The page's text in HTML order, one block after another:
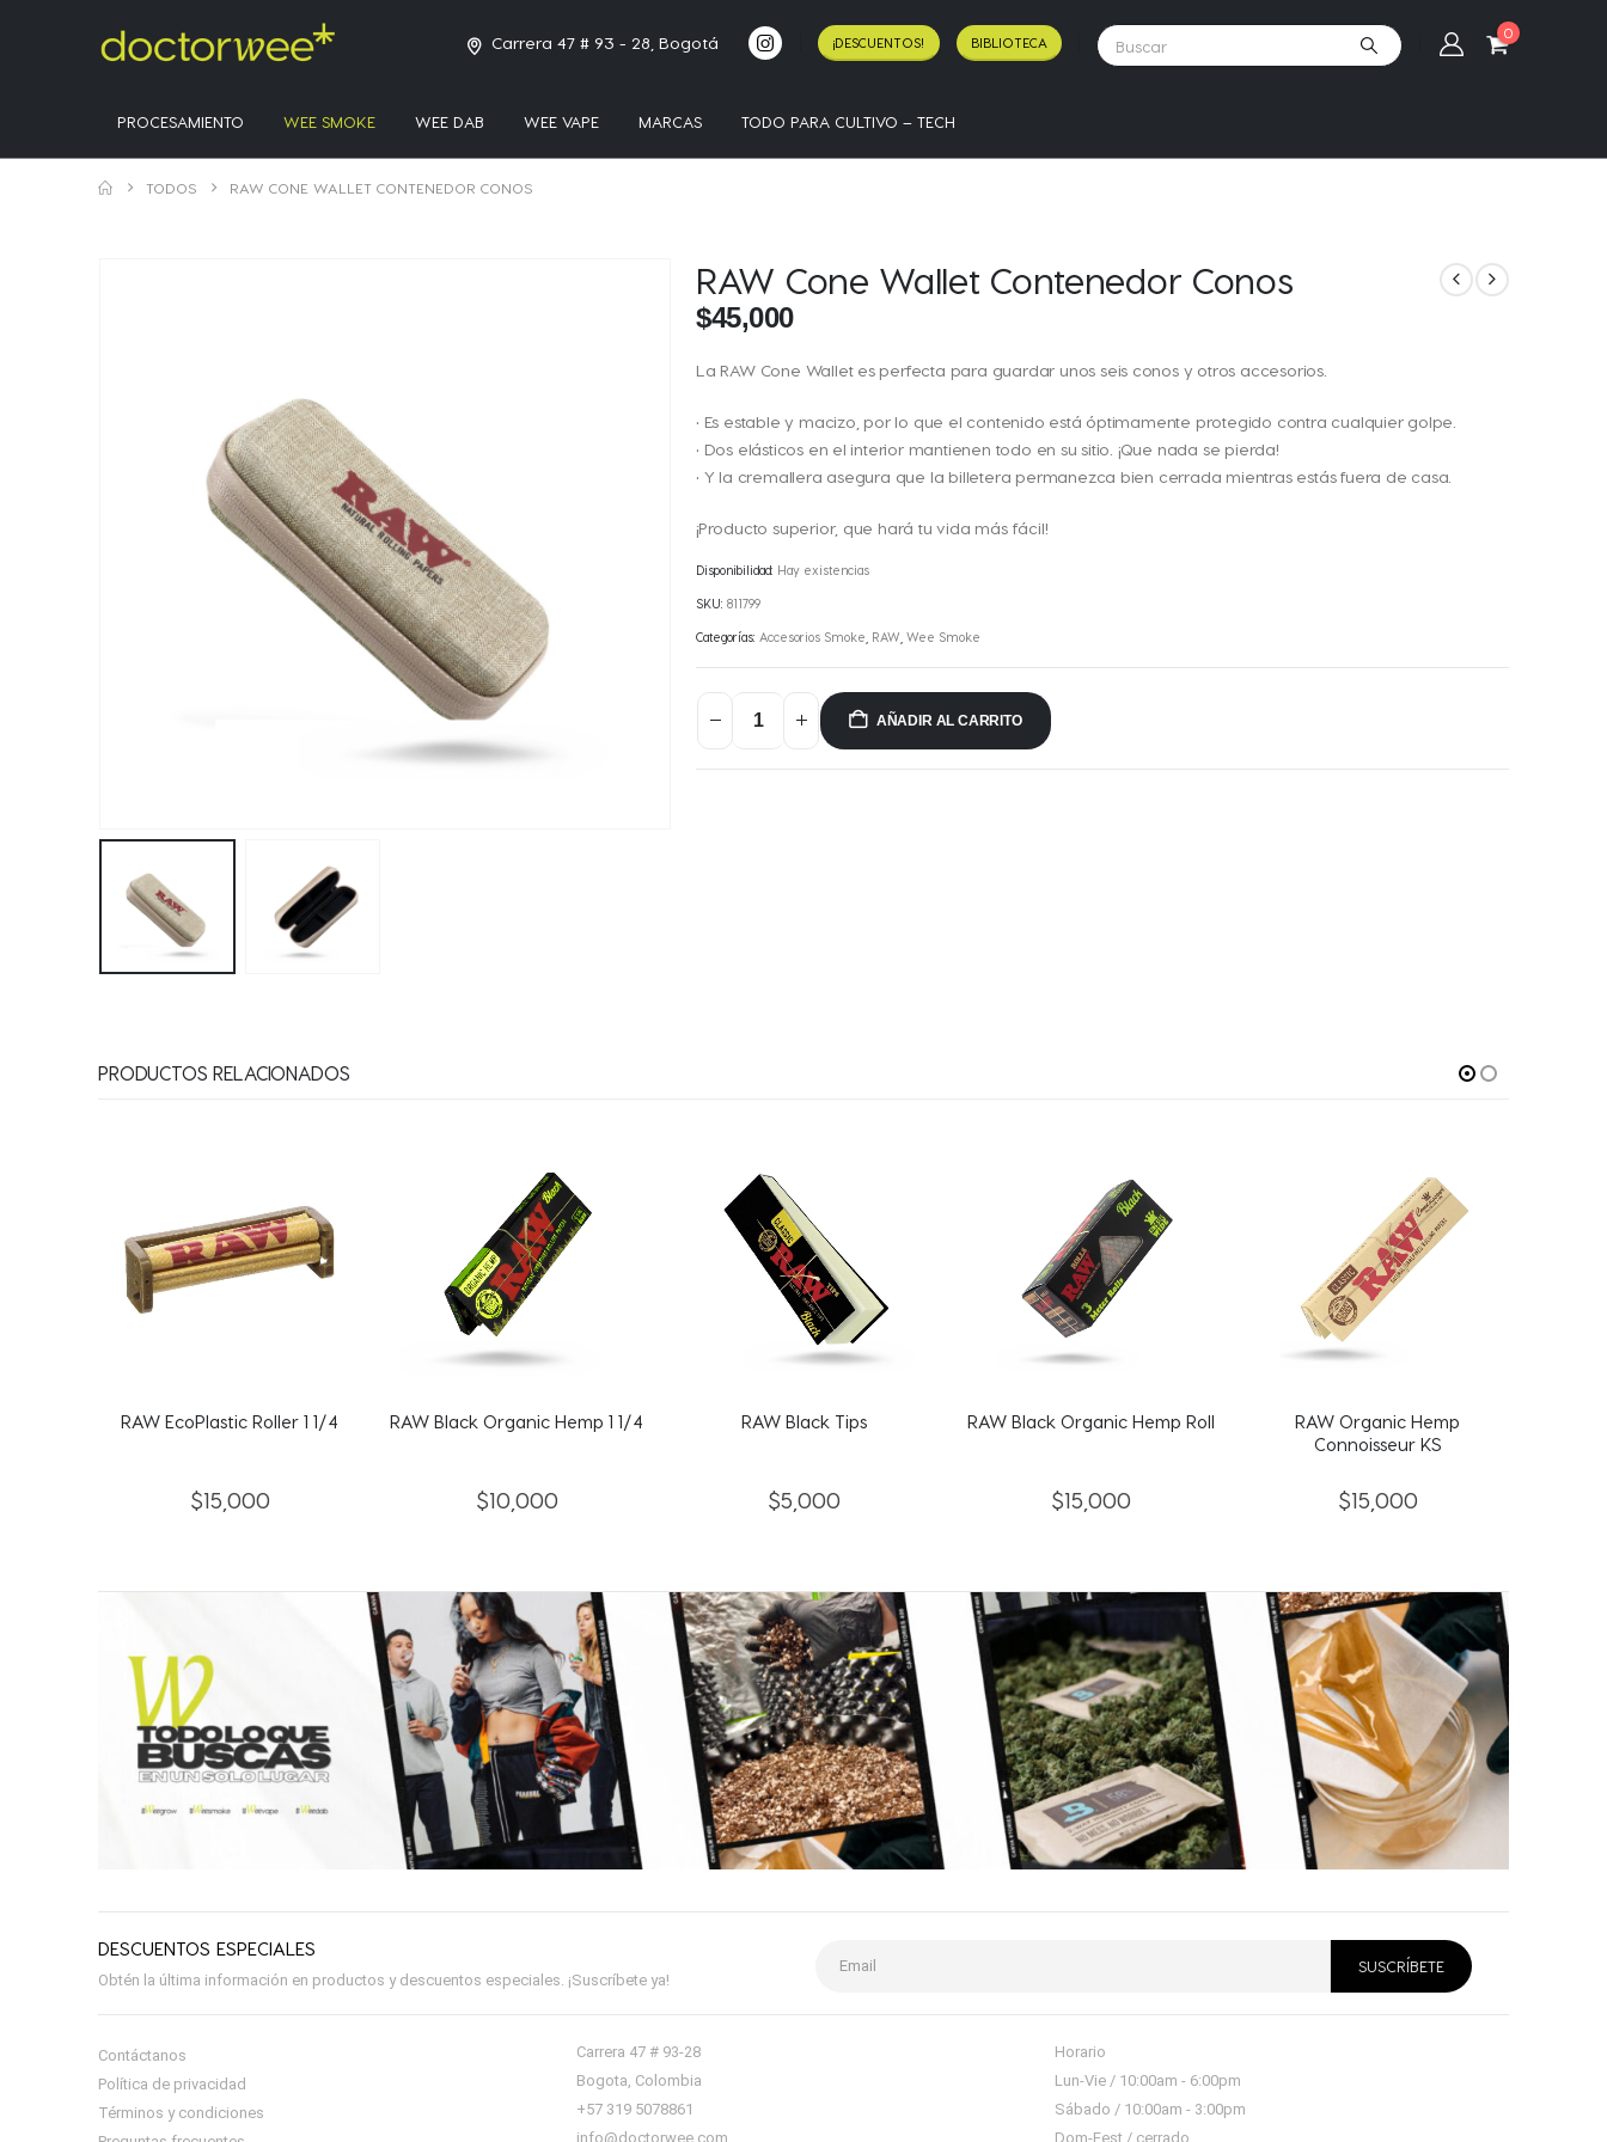
Carrera 47 # 93 - 28, Bogotá ¡DESCUENTOS! BIBLIOTECA
0
PROCESAMIENTO WEE SMOKE WEE DAB WEE VAPE MARCAS TODO PARA CULTIVO – TECH
TODOS RAW CONE WALLET CONTENEDOR CONOS
RAW Cone Wallet Contenedor Conos
$45,000
La RAW Cone Wallet es perfecta para guardar unos seis conos y otros accesorios.
• Es estable y macizo, por lo que el contenido está óptimamente protegido contra cualquier golpe.
• Dos elásticos en el interior mantienen todo en su sitio. ¡Que nada se pierda!
• Y la cremallera asegura que la billetera permanezca bien cerrada mientras estás fuera de casa.
¡Producto superior, que hará tu vida más fácil!
Disponibilidad: Hay existencias
SKU: 811799
Categorías: Accesorios Smoke RAW Wee Smoke
AÑADIR AL CARRITO
PRODUCTOS RELACIONADOS
RAW EcoPlastic Roller 1 1/4
$15,000
RAW Black Organic Hemp 1 1/4
$10,000
RAW Black Tips
$5,000
RAW Black Organic Hemp Roll
$15,000
RAW Organic Hemp
Connoisseur KS
$15,000
DESCUENTOS ESPECIALES
Obtén la última información en productos y descuentos especiales. ¡Suscríbete ya!
Contáctanos
Política de privacidad
Términos y condiciones
Carrera 47 # 93-28
Bogota, Colombia
+57 319 5078861
info@doctorwee.com
Horario
Lun-Vie / 10:00am - 6:00pm
Sábado / 10:00am - 3:00pm
Dom-Fest / cerrado